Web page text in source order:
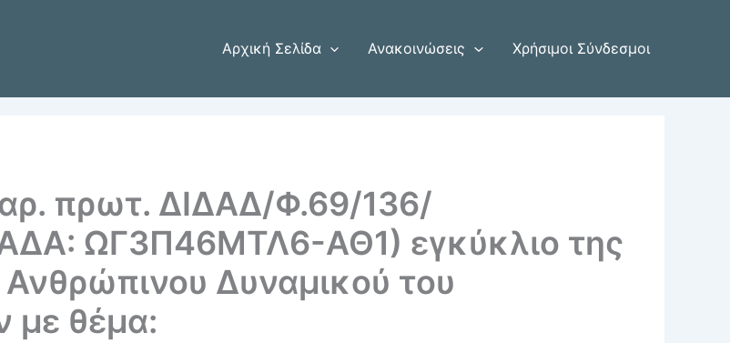
Αρχική Σελίδα Ανακοινώσεις Χρήσιμοι Σύνδεσμοι
αρ. πρωτ. ΔΙΔΑΔ/Φ.69/136/
ΩΓ3Π46ΜΤΛ6-ΑΘ1) εγκύκλιο της
Ανθρώπινου Δυναμικού του
με θέμα: